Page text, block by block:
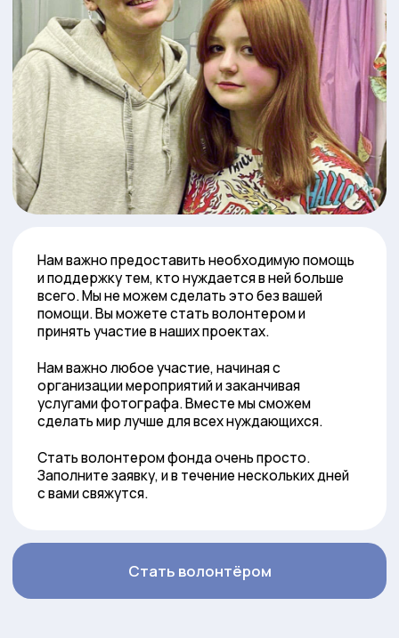
Расскажите о нашей деятельности в
социальных сетях, это поможет найти
больше неравнодушных людей и помочь
людям, нуждающимся в поддержке.
Кто мы
Деятельность
Отчёты Мы помогли
Что мы делаем
+7 985 967-47-65
mirdobrodelov@yandex.ru
город Долгопрудный,
Проекты